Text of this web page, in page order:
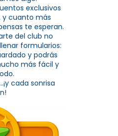
exclusivos
y cuanto más
te esperan.
del club no
formularios:
y podrás
más fácil y
cada sonrisa